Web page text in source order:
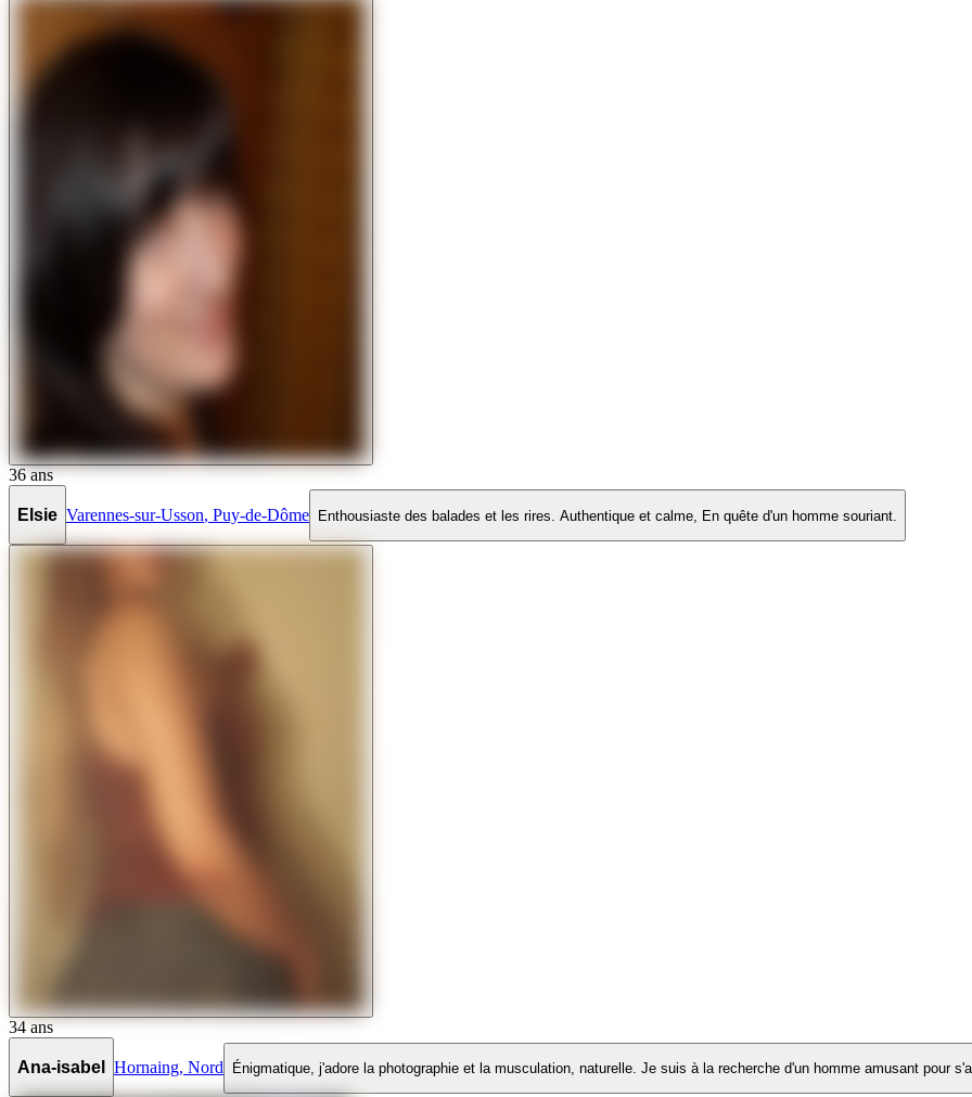
36 ans
Elsie Varennes-sur-Usson, Puy-de-Dôme Enthousiaste des balades et les rires. Authentique et calme, En quête d'un homme souriant.
34 ans
Ana-isabel Hornaing, Nord Énigmatique, j'adore la photographie et la musculation, naturelle. Je suis à la recherche d'un homme amusant pour